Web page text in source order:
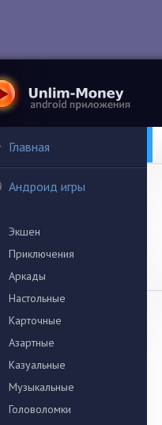
Главная
Андроид игры
Экшен
Приключения
Аркады
Настольные
Карточные
Азартные
Казуальные
Музыкальные
Головоломки